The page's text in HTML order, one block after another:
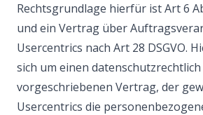
Rechtsgrundlage hierfür ist Art 6
und ein Vertrag über
Usercentrics nach Art 28 DSGVO.
sich um einen datenschutzrechtlich
vorgeschriebenen Vertrag, der
Usercentrics die